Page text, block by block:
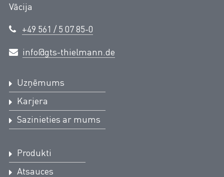
Vācija
+49 561 / 5 07 85-0
info@gts-thielmann.de
Uzņēmums
Karjera
Sazinieties ar mums
Produkti
Atsauces